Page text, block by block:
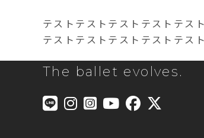
テストテストテストテストテス
テストテストテストテストテス
The ballet evolves.